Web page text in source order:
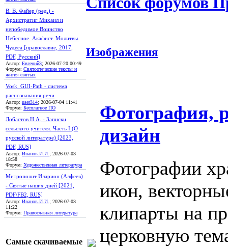
В. В. Файер (ред.) -
Архистратиг Михаил и
непобедимое Воинство
Небесное. Акафист. Молитвы.
Чудеса [православие, 2017,
PDF, Русский]
Автор: Евгений3; 2026-07-20 00:49
Форум: Святоотеческие тексты и
жития святых
Vosk_GUI-Path - система
распознавания речи
Автор: user314; 2026-07-04 11:41
Форум: Бесплатное ПО
Лобастов Н.А. - Записки
сельского учителя. Часть I (О
русской литературе) [2023,
PDF, RUS]
Автор: Иванов.И.И. ; 2026-07-03
18:58
Форум: Художественная литература
Митрополит Иларион (Алфеев)
- Святые наших дней [2021,
PDF/FB2, RUS]
Автор: Иванов.И.И. ; 2026-07-03
11:22
Форум: Православная литература
Самые скачиваемые
Изображения
Фотография,
дизайн
Фотографии
икон,
клипарты на
церковную